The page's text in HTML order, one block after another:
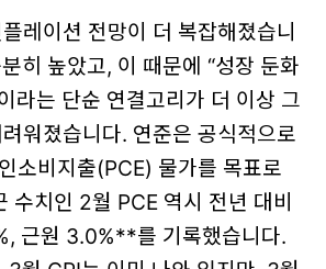
레이션 전망이 더 복잡해졌습니
히 높았고, 이 때문에 “성장 둔화
라는 단순 연결고리가 더 이상 그
워졌습니다. 연준은 공식적으로
소비지출(PCE) 물가를 목표로
수치인 2월 PCE 역시 전년 대비
근원 3.0%**를 기록했습니다.